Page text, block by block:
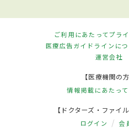
ご利用にあたってプラ
医療広告ガイドラインに
運営会社
【医療機関の方
情報掲載にあたって
【ドクターズ・ファイ
ログイン 会